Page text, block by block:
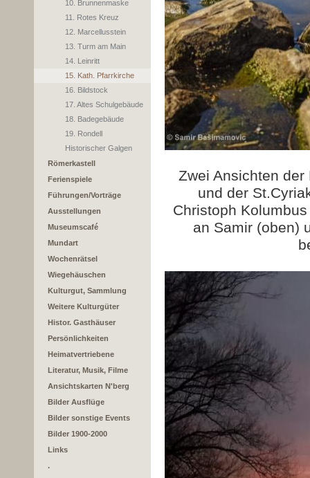
10. Brunnenmaske
11. Rotes Kreuz
12. Marcellusstein
13. Turm am Main
14. Leinritt
15. Kath. Pfarrkirche
16. Bildstock
17. Altes Schulgebäude
18. Badegebäude
19. Rondell
Historischer Galgen
Römerkastell
Ferienspiele
Führungen/Vorträge
Ausstellungen
Museumscafé
Mundart
Wochenrätsel
Wiegehäuschen
Kulturgut, Sammlung
Weitere Kulturgüter
Histor. Gasthäuser
Persönlichkeiten
Heimatvertriebene
Literatur, Musik, Filme
Ansichtskarten N'berg
Bilder Ausflüge
Bilder sonstige Events
Bilder 1900-2000
Links
.
Zwei Ansichten
und der
Christoph
an Samir (oben)